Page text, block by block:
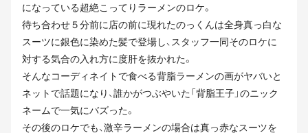
になっている超絶こってりラーメンのロケ。
待ち合わせ５分前に店の前に現れたのっくんは全身真っ白な
スーツに銀色に染めた髪で登場し、スタッフ一同そのロケに
対する気合の入れ方に度肝を抜かれた。
そんなコーディネイトで食べる背脂ラーメンの画がヤバいと
ネットで話題になり、誰かがつぶやいた「背脂王子」のニック
ネームで一気にバズった。
その後のロケでも、激辛ラーメンの場合は真っ赤なスーツを